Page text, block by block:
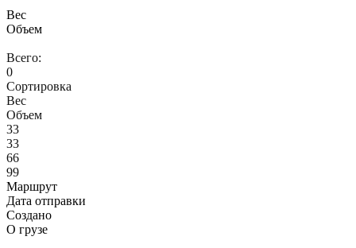
Вес
Объем
Всего:
0
Сортировка
Вес
Объем
33
33
66
99
Маршрут
Дата отправки
Создано
О грузе